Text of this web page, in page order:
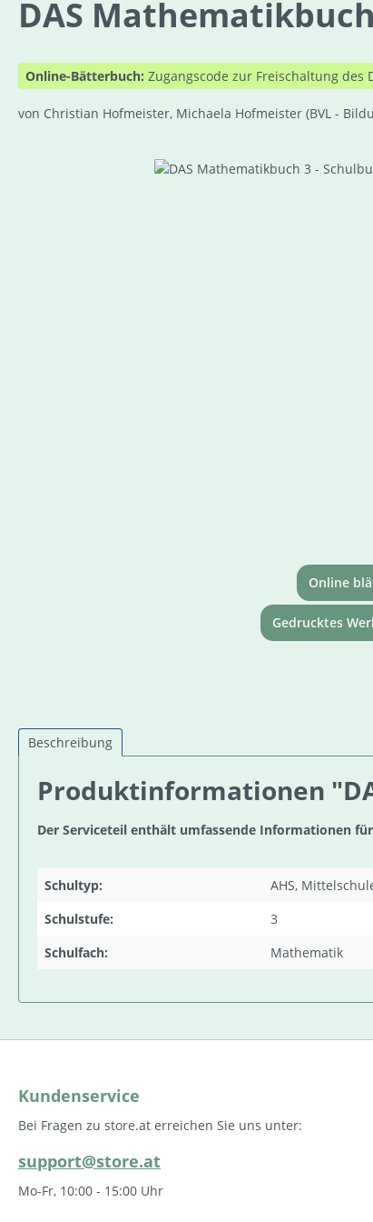
DAS
Online-Bätterbuch: Zugangscode zur Freischaltung des
von Christian Hofmeister, Michaela Hofmeister (BVL -
Bildergalerie überspringen
Online
Gedrucktes
Beschreibung
Produktinformationen
Der Serviceteil enthält umfassende Informationen
Schultyp:
AHS,
Schulstufe:
3
Schulfach:
Mathematik
Kundenservice
Bei Fragen zu store.at erreichen Sie uns unter:
support@store.at
Mo-Fr, 10:00 - 15:00 Uhr